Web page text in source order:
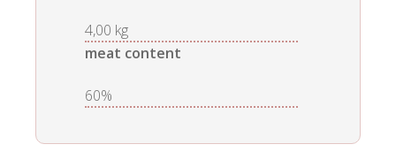
4,00 kg
meat content
60%